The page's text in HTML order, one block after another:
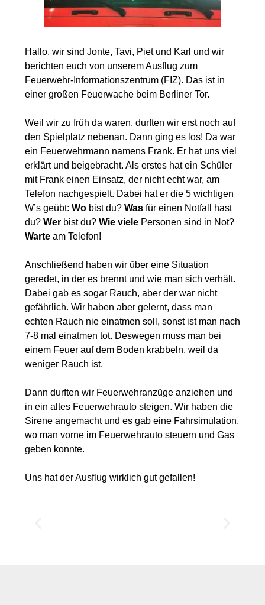
Hallo, wir sind Jonte, Tavi, Piet und Karl und wir
berichten euch von unserem Ausflug zum
Feuerwehr-Informationszentrum (FIZ). Das ist in
einer großen Feuerwache beim Berliner Tor.
Weil wir zu früh da waren, durften wir erst noch auf
den Spielplatz nebenan. Dann ging es los! Da war
ein Feuerwehrmann namens Frank. Er hat uns viel
erklärt und beigebracht. Als erstes hat ein Schüler
mit Frank einen Einsatz, der nicht echt war, am
Telefon nachgespielt. Dabei hat er die 5 wichtigen
W’s geübt: Wo bist du? Was für einen Notfall hast
du? Wer bist du? Wie viele Personen sind in Not?
Warte am Telefon!
Anschließend haben wir über eine Situation
geredet, in der es brennt und wie man sich verhält.
Dabei gab es sogar Rauch, aber der war nicht
gefährlich. Wir haben aber gelernt, dass man
echten Rauch nie einatmen soll, sonst ist man nach
7-8 mal einatmen tot. Deswegen muss man bei
einem Feuer auf dem Boden krabbeln, weil da
weniger Rauch ist.
Dann durften wir Feuerwehranzüge anziehen und
in ein altes Feuerwehrauto steigen. Wir haben die
Sirene angemacht und es gab eine Fahrsimulation,
wo man vorne im Feuerwehrauto steuern und Gas
geben konnte.
Uns hat der Ausflug wirklich gut gefallen!